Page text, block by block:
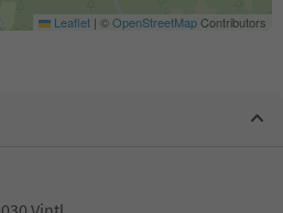
Leaflet | ©OpenStreetMapContributors